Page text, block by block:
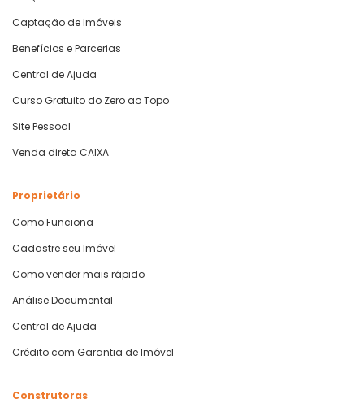
Captação de Imóveis
Benefícios e Parcerias
Central de Ajuda
Curso Gratuito do Zero ao Topo
Site Pessoal
Venda direta CAIXA
Proprietário
Como Funciona
Cadastre seu Imóvel
Como vender mais rápido
Análise Documental
Central de Ajuda
Crédito com Garantia de Imóvel
Construtoras